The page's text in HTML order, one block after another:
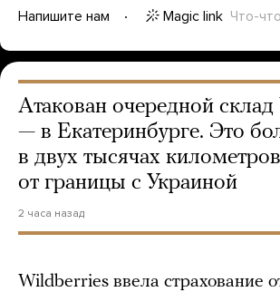
Напишите нам
Magic link Что-
Атакован очередной
— в Екатеринбурге. Это
в двух тысячах километров
от границы с Украиной
2 часа назад
Wildberries ввела страхование